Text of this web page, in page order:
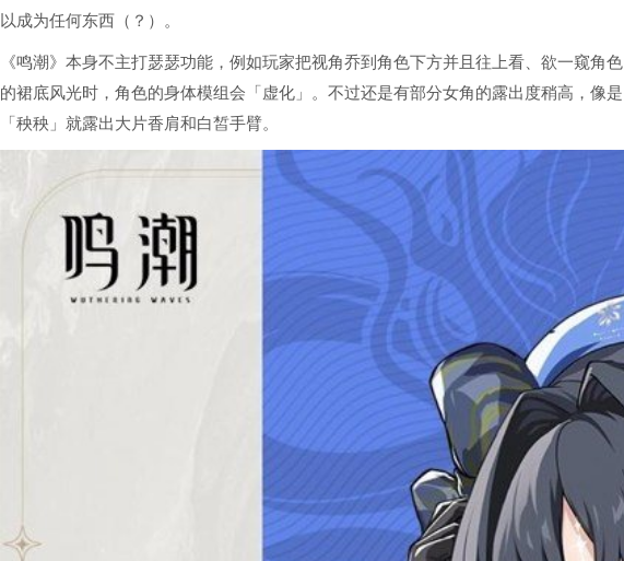
以成为任何东西（？）。
《鸣潮》本身不主打瑟瑟功能，例如玩家把视角乔到角色下方并且往上看、欲一窥角色
的裙底风光时，角色的身体模组会「虚化」。不过还是有部分女角的露出度稍高，像是
「秧秧」就露出大片香肩和白皙手臂。